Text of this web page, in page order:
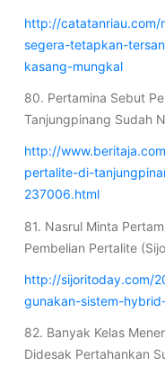
http://
segera-tetapkan-
kasang-mungkal
80. Pertamina Sebut
Tanjungpinang Sudah
http://
pertalite-di-
237006.html
81. Nasrul Minta
Pembelian Pertalite
http://sijoritoday.com/
gunakan-sistem-
82. Banyak Kelas
Didesak Pertahankan